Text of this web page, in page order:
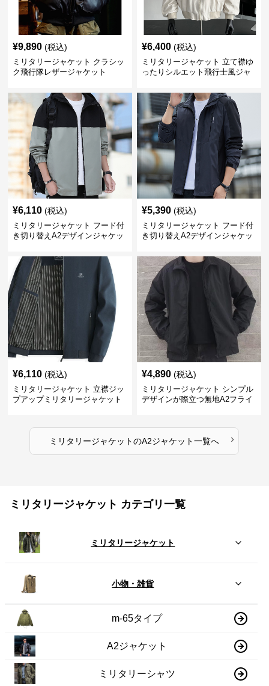
¥9,890 (税込)
ミリタリージャケット クラシッ
ク飛行隊レザージャケット
¥6,400 (税込)
ミリタリージャケット 立て襟ゆ
ったりシルエット飛行士風ジャ
¥6,110 (税込)
ミリタリージャケット フード付
き切り替えA2デザインジャケッ
¥5,390 (税込)
ミリタリージャケット フード付
き切り替えA2デザインジャケッ
¥6,110 (税込)
ミリタリージャケット 立襟ジッ
プアップミリタリージャケット
¥4,890 (税込)
ミリタリージャケット シンプル
デザインが際立つ無地A2フライ
ミリタリージャケットのA2ジャケット一覧へ ›
ミリタリージャケット カテゴリ一覧
ミリタリージャケット
小物・雑貨
m-65タイプ
A2ジャケット
ミリタリーシャツ